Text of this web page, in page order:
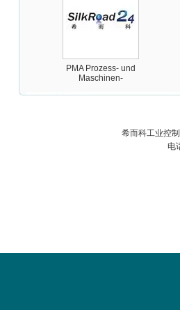
PMA Prozess- und
Maschinen-
Automation GmbH
希而科工业控
电